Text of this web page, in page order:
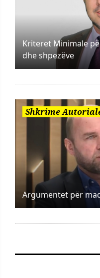
Kriteret Minimale
dhe shpezëve
Shkrime
Argumentet për